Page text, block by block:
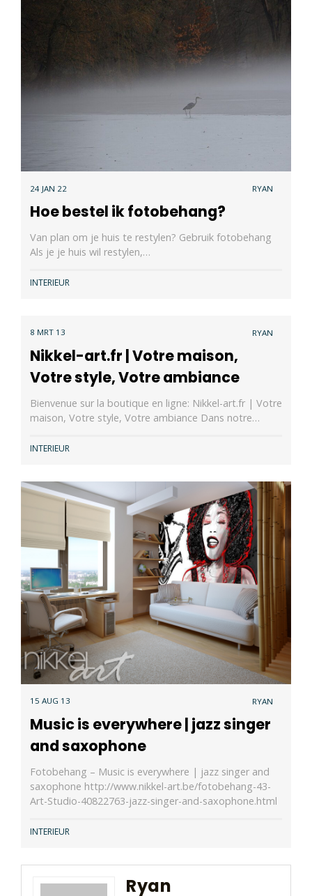
24 JAN 22 RYAN
Hoe bestel ik fotobehang?
Van plan om je huis te restylen? Gebruik fotobehang
Als je je huis wil restylen,…
INTERIEUR
8 MRT 13 RYAN
Nikkel-art.fr | Votre maison,
Votre style, Votre ambiance
Bienvenue sur la boutique en ligne: Nikkel-art.fr | Votre
maison, Votre style, Votre ambiance Dans notre…
INTERIEUR
15 AUG 13 RYAN
Music is everywhere | jazz singer
and saxophone
Fotobehang – Music is everywhere | jazz singer and
saxophone http://www.nikkel-art.be/fotobehang-43-
Art-Studio-40822763-jazz-singer-and-saxophone.html
INTERIEUR
Ryan